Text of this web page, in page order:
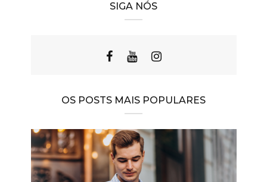
SIGA NÓS
OS POSTS MAIS POPULARES